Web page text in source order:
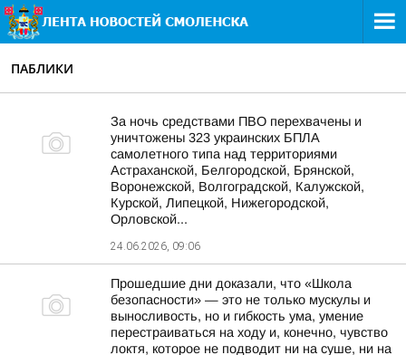
ПАБЛИКИ
За ночь средствами ПВО перехвачены и
уничтожены 323 украинских БПЛА
самолетного типа над территориями
Астраханской, Белгородской, Брянской,
Воронежской, Волгоградской, Калужской,
Курской, Липецкой, Нижегородской,
Орловской...
24.06.2026, 09:06
Прошедшие дни доказали, что «Школа
безопасности» — это не только мускулы и
выносливость, но и гибкость ума, умение
перестраиваться на ходу и, конечно, чувство
локтя, которое не подводит ни на суше, ни на